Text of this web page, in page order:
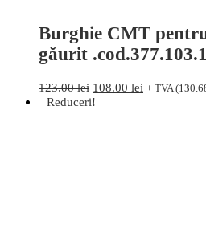
Burghie CMT
găurit
123.00lei Prețul
inițial
108.00 lei Prețul
+ TVA (
Reduceri!